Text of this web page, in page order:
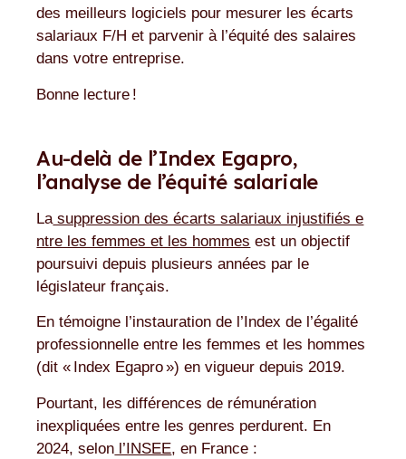
des meilleurs logiciels pour mesurer les écarts
salariaux F/H et parvenir à l’équité des salaires
dans votre entreprise.
Bonne lecture !
Au-delà de l’Index Egapro,
l’analyse de l’équité salariale
La suppression des écarts salariaux injustifiés e
ntre les femmes et les hommes est un objectif
poursuivi depuis plusieurs années par le
législateur français.
En témoigne l’instauration de l’Index de l’égalité
professionnelle entre les femmes et les hommes
(dit « Index Egapro ») en vigueur depuis 2019.
Pourtant, les différences de rémunération
inexpliquées entre les genres perdurent. En
2024, selon l’INSEE, en France :